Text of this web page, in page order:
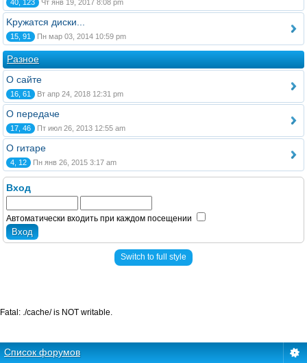
40, 123 Чт янв 19, 2017 8:08 pm
Kружатся диски...
15, 91 Пн мар 03, 2014 10:59 pm
Разное
О сайте
16, 61 Вт апр 24, 2018 12:31 pm
О передаче
17, 46 Пт июл 26, 2013 12:55 am
О гитаре
4, 12 Пн янв 26, 2015 3:17 am
Вход
Автоматически входить при каждом посещении
Switch to full style
Список форумов
Fatal: ./cache/ is NOT writable.